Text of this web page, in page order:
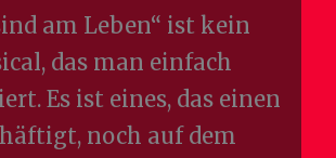
am Leben“ ist kein
das man einfach
Es ist eines, das einen
noch auf dem